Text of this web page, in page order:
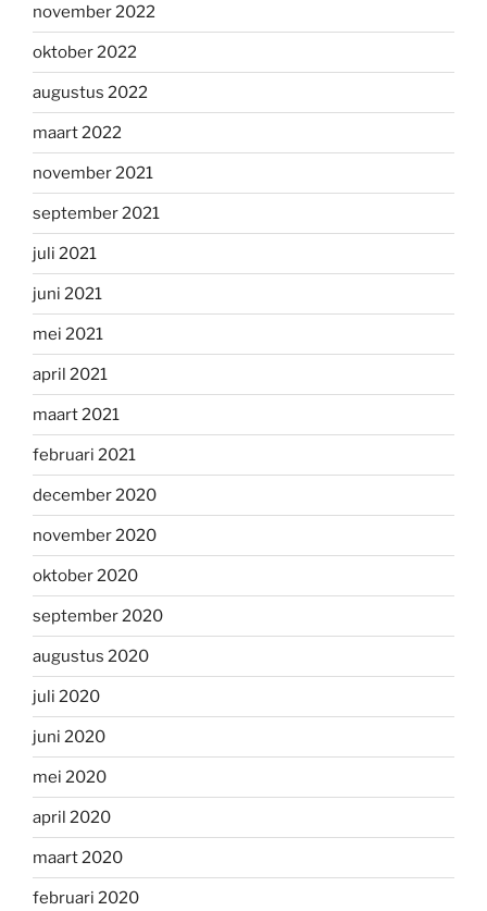
november 2022
oktober 2022
augustus 2022
maart 2022
november 2021
september 2021
juli 2021
juni 2021
mei 2021
april 2021
maart 2021
februari 2021
december 2020
november 2020
oktober 2020
september 2020
augustus 2020
juli 2020
juni 2020
mei 2020
april 2020
maart 2020
februari 2020